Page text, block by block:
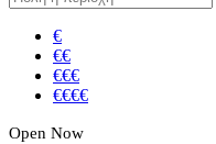
€
€€
€€€
€€€€
Open Now